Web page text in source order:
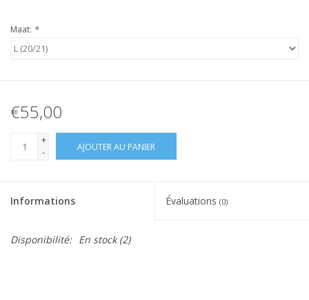
Maat: *
€55,00
+
-
AJOUTER AU PANIER
Informations Évaluations (0)
Disponibilité: En stock(2)